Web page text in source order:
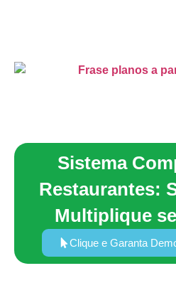
Sistema
Restaurantes:
Multiplique
Clique e Garanta